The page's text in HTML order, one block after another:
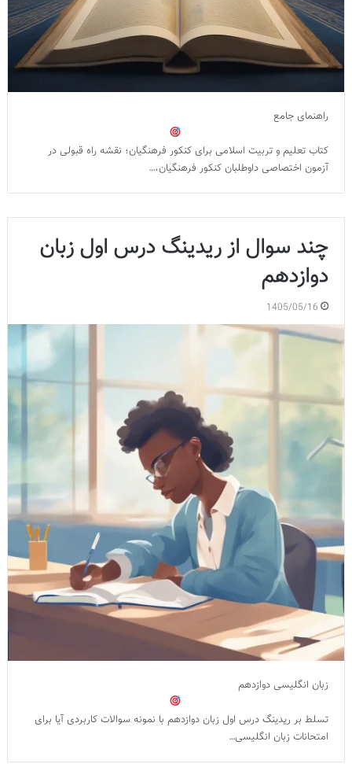
راهنمای جامع
کتاب تعلیم و تربیت اسلامی برای کنکور فرهنگیان؛ نقشه راه قبولی در
آزمون اختصاصی داوطلبان کنکور فرهنگیان،…
چند سوال از ریدینگ درس اول زبان
دوازدهم
1405/05/16
زبان انگلیسی دوازدهم
تسلط بر ریدینگ درس اول زبان دوازدهم با نمونه سوالات کاربردی آیا برای
امتحانات زبان انگلیسی…